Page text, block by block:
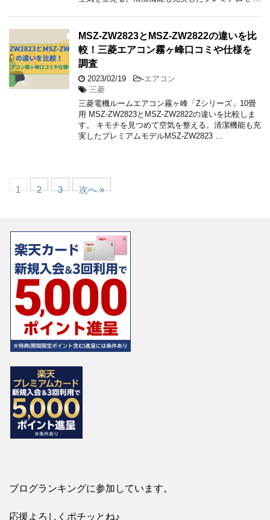
MSZ-ZW2823とMSZ-ZW2822の違いを比
較！三菱エアコン霧ヶ峰口コミや仕様を
調査
2023/02/19 -エアコン
三菱
三菱電機ルームエアコン霧ヶ峰「Zシリーズ」10畳
用 MSZ-ZW2823とMSZ-ZW2822の違いを比較しま
す。 キモチを見つめて空気を整える。清潔機能も充
実したプレミアムモデルMSZ-ZW2823 …
1 2 3 次へ »
ブログランキングに参加しています。
応援よろしくポチッとね♪